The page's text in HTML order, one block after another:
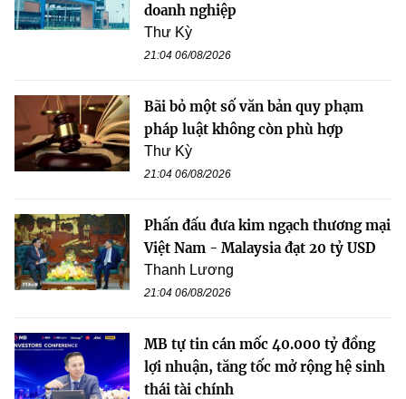
doanh nghiệp
Thư Kỳ
21:04 06/08/2026
Bãi bỏ một số văn bản quy phạm
pháp luật không còn phù hợp
Thư Kỳ
21:04 06/08/2026
Phấn đấu đưa kim ngạch thương mại
Việt Nam - Malaysia đạt 20 tỷ USD
Thanh Lương
21:04 06/08/2026
MB tự tin cán mốc 40.000 tỷ đồng
lợi nhuận, tăng tốc mở rộng hệ sinh
thái tài chính